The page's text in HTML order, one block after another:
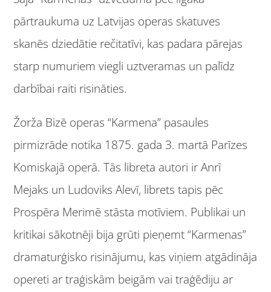
pārtraukuma uz Latvijas operas skatuves
skanēs dziedātie rečitatīvi, kas padara pārejas
starp numuriem viegli uztveramas un palīdz
darbībai raiti risināties.
Žorža Bizē operas “Karmena” pasaules
pirmizrāde notika 1875. gada 3. martā Parīzes
Komiskajā operā. Tās libreta autori ir Anrī
Mejaks un Ludoviks Alevī, librets tapis pēc
Prospēra Merimē stāsta motīviem. Publikai un
kritikai sākotnēji bija grūti pieņemt “Karmenas”
dramaturģisko risinājumu, kas viņiem atgādināja
opereti ar traģiskām beigām vai traģēdiju ar